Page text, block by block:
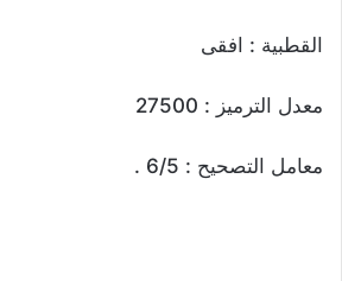
القطبية : افقى
معدل الترميز : 27500
معامل التصحيح : 6/5 .